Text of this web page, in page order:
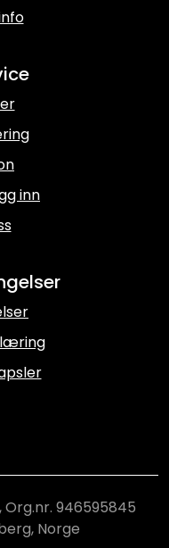
inn
946595845
Norge